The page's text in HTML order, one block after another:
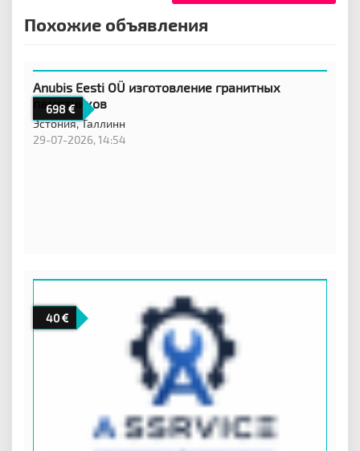
Похожие объявления
698
Anubis Eesti OÜ изготовление гранитных
памятников
Эстония,Таллинн
29-07-2026, 14:54
40